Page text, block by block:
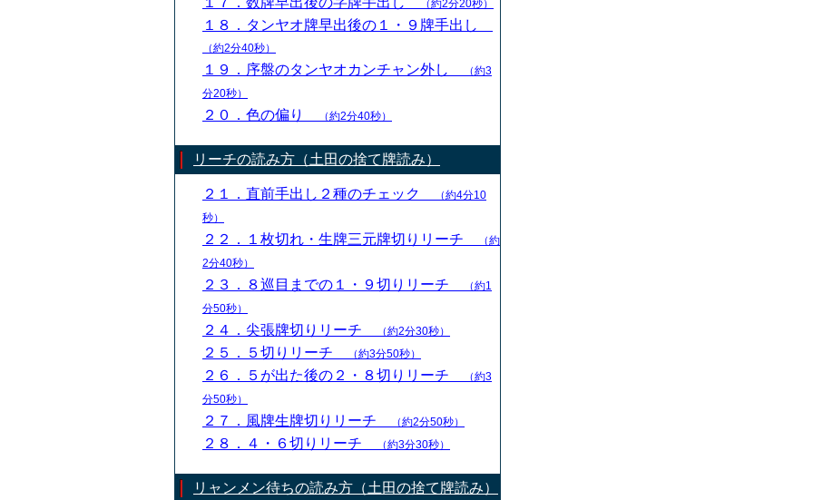
（約2分20秒）
１８．タンヤオ牌早出後の１・９牌手出し
（約2分40秒）
１９．序盤のタンヤオカンチャン外し
（約3
分20秒）
２０．色の偏り （約2分40秒）
リーチの読み方（土田の捨て牌読み）
２１．直前手出し２種のチェック
（約4分10
秒）
２２．１枚切れ・生牌三元牌切りリーチ
（約
2分40秒）
２３．８巡目までの１・９切りリーチ
（約1
分50秒）
２４．尖張牌切りリーチ （約2分30秒）
２５．５切りリーチ （約3分50秒）
２６．５が出た後の２・８切りリーチ
（約3
分50秒）
２７．風牌生牌切りリーチ （約2分50秒）
２８．４・６切りリーチ （約3分30秒）
リャンメン待ちの読み方（土田の捨て牌読み）